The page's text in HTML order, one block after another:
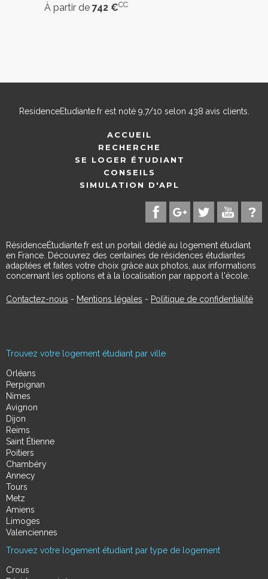
À partir de 742 €CC
ResidenceEtudiante.frest noté 9,7/10 selon 438 avis clients.
ACCUEIL
RECHERCHE
SE LOGER ÉTUDIANT
CONSEILS
SIMULATION D'APL
RésidenceÉtudiante.fr est un portail dédié au logement étudiant
en France. Découvrez des centaines de résidences étudiantes
adaptées et faites votre choix grâce aux photos, aux informations
concernant les options et à la localisation par rapport à l'école.
Contactez-nous - Mentions légales - Politique de confidentialité
Trouvez votre logement étudiant par ville
Orléans
Perpignan
Nimes
Avignon
Dijon
Reims
Saint Étienne
Poitiers
Chambéry
Annecy
Tours
Metz
Amiens
Limoges
Valenciennes
Trouvez votre logement étudiant par type de logement
Crous